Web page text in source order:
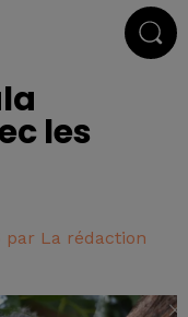
les
par La rédaction